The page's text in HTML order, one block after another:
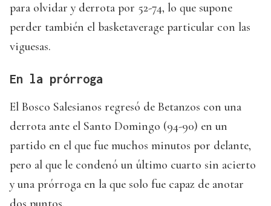
para olvidar y derrota por 52-74, lo que supone
perder también el basketaverage particular con las
viguesas.
En la prórroga
El Bosco Salesianos regresó de Betanzos con una
derrota ante el Santo Domingo (94-90) en un
partido en el que fue muchos minutos por delante,
pero al que le condenó un último cuarto sin acierto
y una prórroga en la que solo fue capaz de anotar